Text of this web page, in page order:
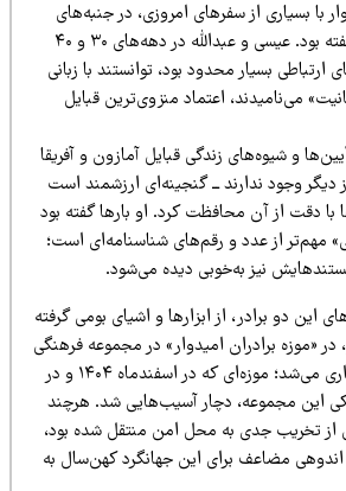
از سفرهای امروزی، در جنبه‌های
پژوهشی و انسانی آن نهفته بود. عیسی و عبدالله در دهه‌های ۳۰ و ۴۰
بسیار محدود بود، توانستند با زبانی
اعتماد منزوی‌ترین قبایل
شیوه‌های زندگی قبایل آمازون و آفریقا
وجود ندارند ــ گنجینه‌ای ارزشمند است
از آن محافظت کرد. او بارها گفته بود
از عدد و رقم‌های شناسنامه‌ای است؛
نیز به‌خوبی دیده می‌شود.
برادر، از ابزارها و اشیای بومی گرفته
برادران امیدوار» در مجموعه فرهنگی
– تاریخی سعدآباد نگهداری می‌شد؛ موزه‌ای که در اسفندماه ۱۴۰۴ و در
مجموعه، دچار آسیب‌هایی شد. هرچند
جدی به محل امن منتقل شده بود،
مضاعف برای این جهانگرد کهن‌سال به